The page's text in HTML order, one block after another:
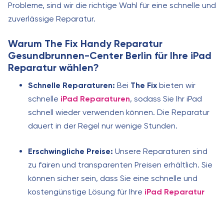
Probleme, sind wir die richtige Wahl für eine schnelle und
zuverlässige Reparatur.
Warum The Fix Handy Reparatur
Gesundbrunnen-Center Berlin für Ihre iPad
Reparatur wählen?
Schnelle Reparaturen: Bei The Fix bieten wir
schnelle iPad Reparaturen, sodass Sie Ihr iPad
schnell wieder verwenden können. Die Reparatur
dauert in der Regel nur wenige Stunden.
Erschwingliche Preise: Unsere Reparaturen sind
zu fairen und transparenten Preisen erhältlich. Sie
können sicher sein, dass Sie eine schnelle und
kostengünstige Lösung für Ihre iPad Reparatur